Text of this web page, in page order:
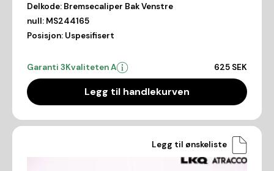
Delkode: Bremsecaliper Bak Venstre
null: MS244165
Posisjon: Uspesifisert
Garanti 3Kvaliteten A 625 SEK
Legg til handlekurven
Legg til ønskeliste